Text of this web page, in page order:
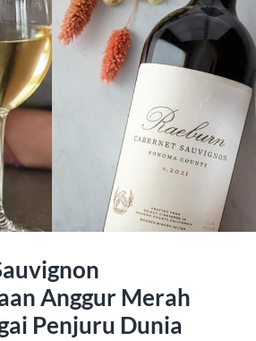
Anggur Merah
Penjuru Dunia